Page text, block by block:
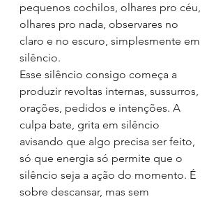
pequenos cochilos, olhares pro céu,
olhares pro nada, observares no
claro e no escuro, simplesmente em
silêncio.
Esse silêncio consigo começa a
produzir revoltas internas, sussurros,
orações, pedidos e intenções. A
culpa bate, grita em silêncio
avisando que algo precisa ser feito,
só que energia só permite que o
silêncio seja a ação do momento. É
sobre descansar, mas sem